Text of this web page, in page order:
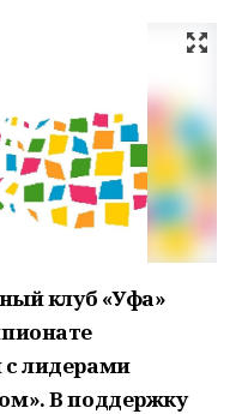
клуб «Уфа»
с лидерами
В поддержку